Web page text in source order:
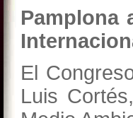
Pamplona
El
Luis